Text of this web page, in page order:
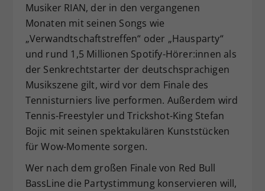
Musiker RIAN, der in den vergangenen
Monaten mit seinen Songs wie
„Verwandtschaftstreffen“ oder „Hausparty“
und rund 1,5 Millionen Spotify-Hörer:innen als
der Senkrechtstarter der deutschsprachigen
Musikszene gilt, wird vor dem Finale des
Tennisturniers live performen. Außerdem wird
Tennis-Freestyler und Trickshot-King Stefan
Bojic mit seinen spektakulären Kunststücken
für Wow-Momente sorgen.
Wer nach dem großen Finale von Red Bull
BassLine die Partystimmung konservieren will,